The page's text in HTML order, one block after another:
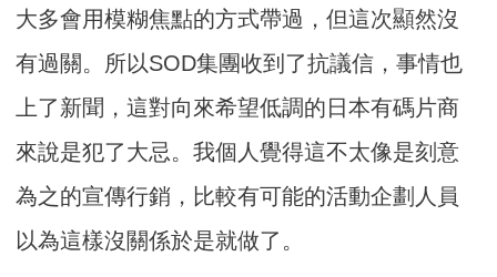
大多會用模糊焦點的方式帶過，但這次顯然沒
有過關。所以SOD集團收到了抗議信，事情也
上了新聞，這對向來希望低調的日本有碼片商
來說是犯了大忌。我個人覺得這不太像是刻意
為之的宣傳行銷，比較有可能的活動企劃人員
以為這樣沒關係於是就做了。